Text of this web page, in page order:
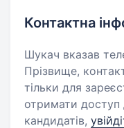
Контактна
Шукач вказав
Прізвище,
тільки для
отримати
кандидатів,